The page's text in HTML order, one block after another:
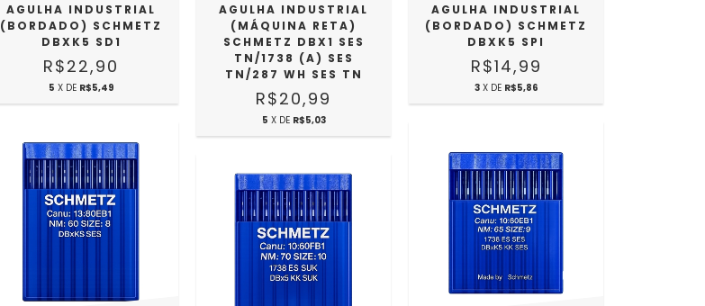
AGULHA INDUSTRIAL
(BORDADO) SCHMETZ
DBXK5 SD1
R$22,90
5 X DE R$5,49
AGULHA INDUSTRIAL
(MÁQUINA RETA)
SCHMETZ DBX1 SES
TN/1738 (A) SES
TN/287 WH SES TN
R$20,99
5 X DE R$5,03
AGULHA INDUSTRIAL
(BORDADO) SCHMETZ
DBXK5 SPI
R$14,99
3 X DE R$5,86